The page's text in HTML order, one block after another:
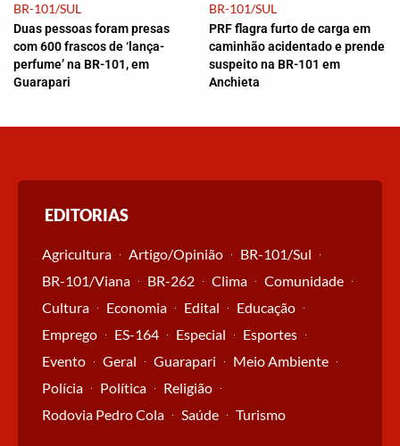
BR-101/SUL
Duas pessoas foram presas
com 600 frascos de ‘lança-
perfume’ na BR-101, em
Guarapari
BR-101/SUL
PRF flagra furto de carga em
caminhão acidentado e prende
suspeito na BR-101 em
Anchieta
EDITORIAS
Agricultura Artigo/Opinião
BR-101/Sul
BR-101/Viana
BR-262 Clima
Comunidade
Cultura
Economia Edital
Educação
Emprego
ES-164 Especial
Esportes
Evento
Geral Guarapari
Meio Ambiente
Polícia
Política
Religião
Rodovia Pedro Cola
Saúde Turismo